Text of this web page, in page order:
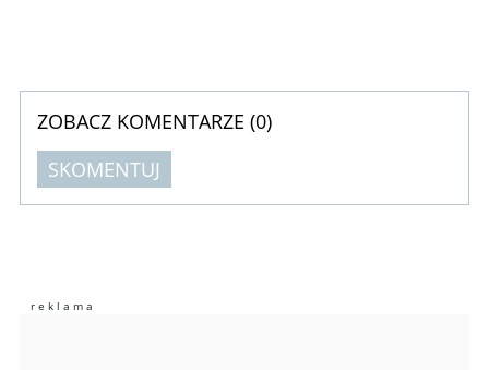
ZOBACZ KOMENTARZE (0)
SKOMENTUJ
Imię (Wymagane)